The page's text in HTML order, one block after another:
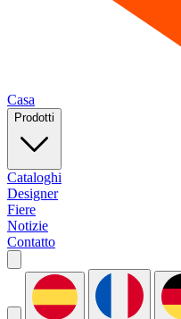
Casa
Prodotti
Cataloghi
Designer
Fiere
Notizie
Contatto